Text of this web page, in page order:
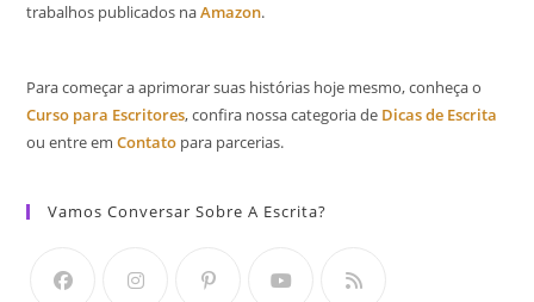
trabalhos publicados naAmazon.
Para começar a aprimorar suas histórias hoje mesmo, conheça o
Curso para Escritores, confira nossa categoria de Dicas de Escrita
ou entre emContato para parcerias.
Vamos Conversar Sobre A Escrita?